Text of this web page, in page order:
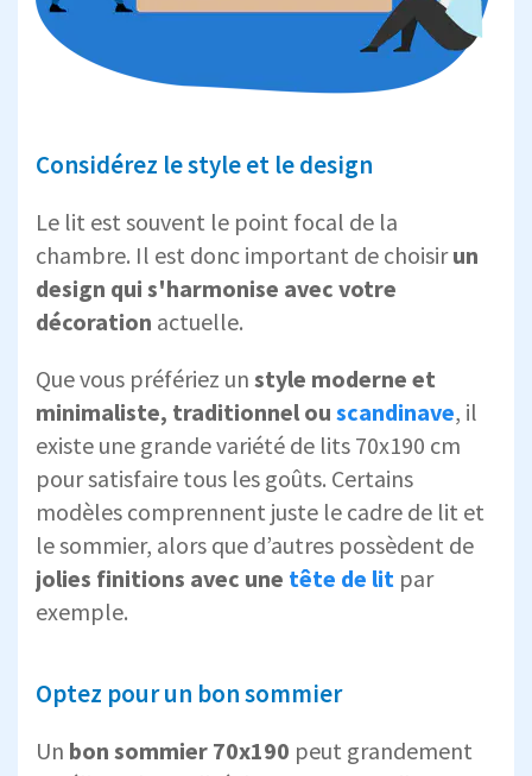
Considérez le style et le design
Le lit est souvent le point focal de la
chambre. Il est donc important de choisirun
design qui s'harmonise avec votre
décoration actuelle.
Que vous préfériez un style moderne et
minimaliste, traditionnel ou scandinave, il
existe une grande variété de lits 70x190 cm
pour satisfaire tous les goûts. Certains
modèles comprennent juste le cadre de lit et
le sommier, alors que d’autres possèdent de
jolies finitions avec une tête de lit par
exemple.
Optez pour un bon sommier
Un bon sommier 70x190 peut grandement